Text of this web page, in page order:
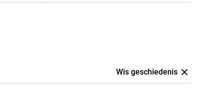
Wis geschiedenis